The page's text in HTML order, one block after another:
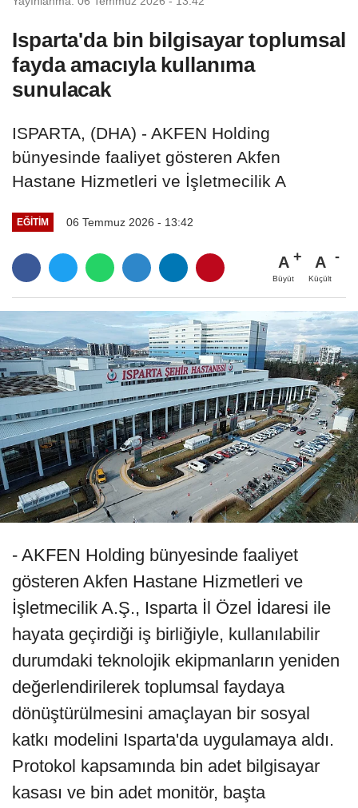
Isparta'da bin bilgisayar toplumsal
fayda amacıyla kullanıma
sunulacak
ISPARTA, (DHA) - AKFEN Holding
bünyesinde faaliyet gösteren Akfen
Hastane Hizmetleri ve İşletmecilik A
EĞITIM 06 Temmuz 2026 - 13:42
A
Büyüt
A
Küçült
- AKFEN Holding bünyesinde faaliyet
gösteren Akfen Hastane Hizmetleri ve
İşletmecilik A.Ş., Isparta İl Özel İdaresi ile
hayata geçirdiği iş birliğiyle, kullanılabilir
durumdaki teknolojik ekipmanların yeniden
değerlendirilerek toplumsal faydaya
dönüştürülmesini amaçlayan bir sosyal
katkı modelini Isparta'da uygulamaya aldı.
Protokol kapsamında bin adet bilgisayar
kasası ve bin adet monitör, başta